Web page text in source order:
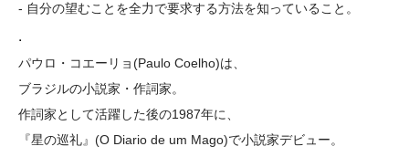
- 自分の望むことを全力で要求する方法を知っていること。
.
パウロ・コエーリョ(Paulo Coelho)は、
ブラジルの小説家・作詞家。
作詞家として活躍した後の1987年に、
『星の巡礼』(O Diario de um Mago)で小説家デビュー。